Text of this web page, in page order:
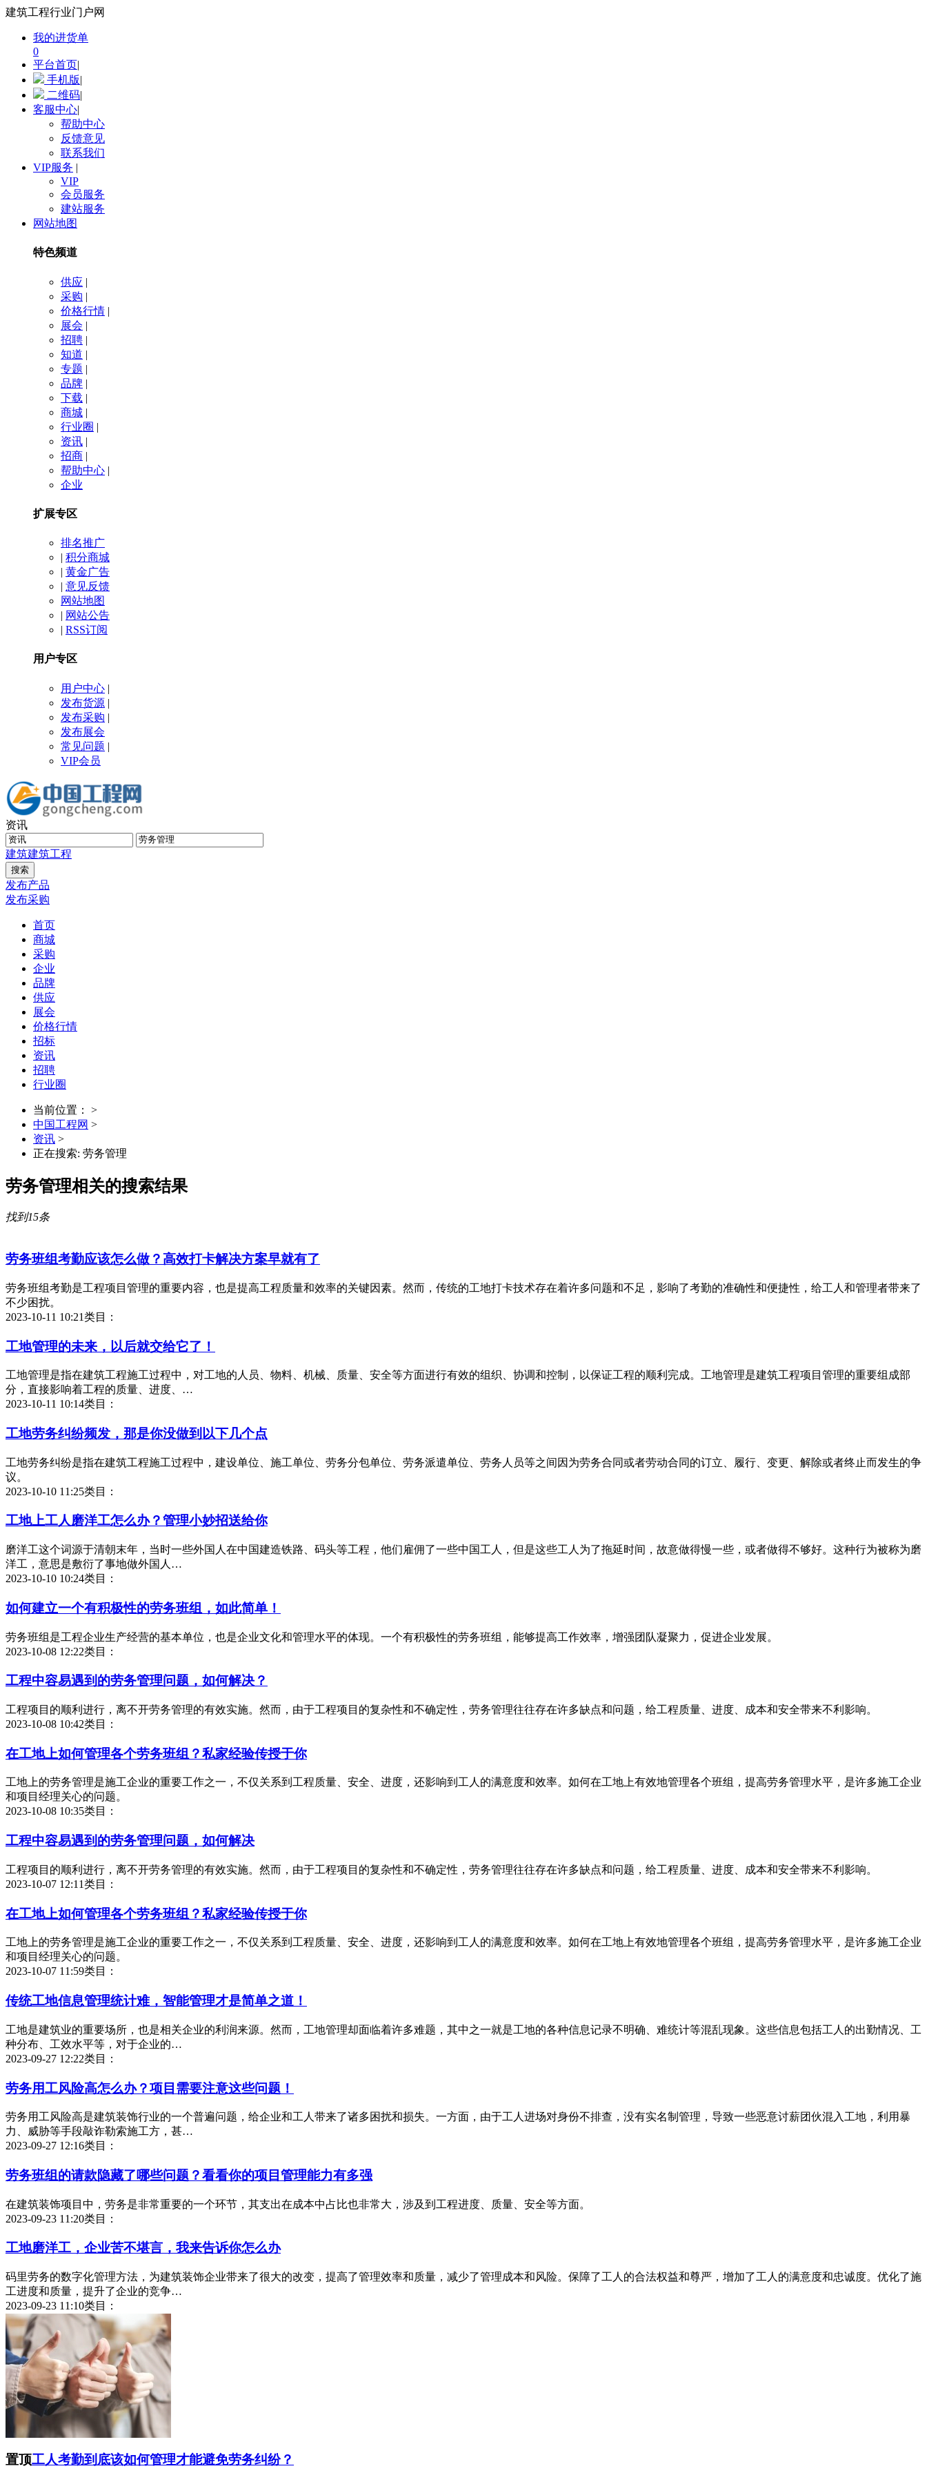
建筑工程行业门户网
我的进货单
0
平台首页|
手机版|
二维码|
客服中心|
帮助中心
反馈意见
联系我们
VIP服务 |
VIP
会员服务
建站服务
网站地图
特色频道
供应 |
采购 |
价格行情 |
展会 |
招聘 |
知道 |
专题 |
品牌 |
下载 |
商城 |
行业圈 |
资讯 |
招商 |
帮助中心 |
企业
扩展专区
排名推广
| 积分商城
| 黄金广告
| 意见反馈
网站地图
| 网站公告
| RSS订阅
用户专区
用户中心 |
发布货源 |
发布采购 |
发布展会
常见问题 |
VIP会员
资讯
建筑建筑工程
发布产品
发布采购
首页
商城
采购
企业
品牌
供应
展会
价格行情
招标
资讯
招聘
行业圈
当前位置： >
中国工程网 >
资讯 >
正在搜索: 劳务管理
劳务管理相关的搜索结果
找到15条
劳务班组考勤应该怎么做？高效打卡解决方案早就有了
劳务班组考勤是工程项目管理的重要内容，也是提高工程质量和效率的关键因素。然而，传统的工地打卡技术存在着许多问题和不足，影响了考勤的准确性和便捷性，给工人和管理者带来了
不少困扰。
2023-10-11 10:21类目：
工地管理的未来，以后就交给它了！
工地管理是指在建筑工程施工过程中，对工地的人员、物料、机械、质量、安全等方面进行有效的组织、协调和控制，以保证工程的顺利完成。工地管理是建筑工程项目管理的重要组成部
分，直接影响着工程的质量、进度、…
2023-10-11 10:14类目：
工地劳务纠纷频发，那是你没做到以下几个点
工地劳务纠纷是指在建筑工程施工过程中，建设单位、施工单位、劳务分包单位、劳务派遣单位、劳务人员等之间因为劳务合同或者劳动合同的订立、履行、变更、解除或者终止而发生的争
议。
2023-10-10 11:25类目：
工地上工人磨洋工怎么办？管理小妙招送给你
磨洋工这个词源于清朝末年，当时一些外国人在中国建造铁路、码头等工程，他们雇佣了一些中国工人，但是这些工人为了拖延时间，故意做得慢一些，或者做得不够好。这种行为被称为磨
洋工，意思是敷衍了事地做外国人…
2023-10-10 10:24类目：
如何建立一个有积极性的劳务班组，如此简单！
劳务班组是工程企业生产经营的基本单位，也是企业文化和管理水平的体现。一个有积极性的劳务班组，能够提高工作效率，增强团队凝聚力，促进企业发展。
2023-10-08 12:22类目：
工程中容易遇到的劳务管理问题，如何解决？
工程项目的顺利进行，离不开劳务管理的有效实施。然而，由于工程项目的复杂性和不确定性，劳务管理往往存在许多缺点和问题，给工程质量、进度、成本和安全带来不利影响。
2023-10-08 10:42类目：
在工地上如何管理各个劳务班组？私家经验传授于你
工地上的劳务管理是施工企业的重要工作之一，不仅关系到工程质量、安全、进度，还影响到工人的满意度和效率。如何在工地上有效地管理各个班组，提高劳务管理水平，是许多施工企业
和项目经理关心的问题。
2023-10-08 10:35类目：
工程中容易遇到的劳务管理问题，如何解决
工程项目的顺利进行，离不开劳务管理的有效实施。然而，由于工程项目的复杂性和不确定性，劳务管理往往存在许多缺点和问题，给工程质量、进度、成本和安全带来不利影响。
2023-10-07 12:11类目：
在工地上如何管理各个劳务班组？私家经验传授于你
工地上的劳务管理是施工企业的重要工作之一，不仅关系到工程质量、安全、进度，还影响到工人的满意度和效率。如何在工地上有效地管理各个班组，提高劳务管理水平，是许多施工企业
和项目经理关心的问题。
2023-10-07 11:59类目：
传统工地信息管理统计难，智能管理才是简单之道！
工地是建筑业的重要场所，也是相关企业的利润来源。然而，工地管理却面临着许多难题，其中之一就是工地的各种信息记录不明确、难统计等混乱现象。这些信息包括工人的出勤情况、工
种分布、工效水平等，对于企业的…
2023-09-27 12:22类目：
劳务用工风险高怎么办？项目需要注意这些问题！
劳务用工风险高是建筑装饰行业的一个普遍问题，给企业和工人带来了诸多困扰和损失。一方面，由于工人进场对身份不排查，没有实名制管理，导致一些恶意讨薪团伙混入工地，利用暴
力、威胁等手段敲诈勒索施工方，甚…
2023-09-27 12:16类目：
劳务班组的请款隐藏了哪些问题？看看你的项目管理能力有多强
在建筑装饰项目中，劳务是非常重要的一个环节，其支出在成本中占比也非常大，涉及到工程进度、质量、安全等方面。
2023-09-23 11:20类目：
工地磨洋工，企业苦不堪言，我来告诉你怎么办
码里劳务的数字化管理方法，为建筑装饰企业带来了很大的改变，提高了管理效率和质量，减少了管理成本和风险。保障了工人的合法权益和尊严，增加了工人的满意度和忠诚度。优化了施
工进度和质量，提升了企业的竞争…
2023-09-23 11:10类目：
置顶工人考勤到底该如何管理才能避免劳务纠纷？